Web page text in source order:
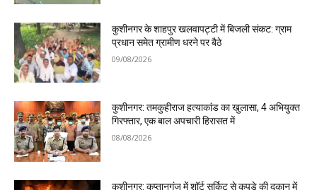
कुशीनगर के शाहपुर खलवापट्टी में बिजली संकट: ग्राम
प्रधान समेत ग्रामीण धरने पर बैठे
09/08/2026
कुशीनगर: तमकुहीराज हत्याकांड का खुलासा, 4 अभियुक्त
गिरफ्तार, एक बाल अपचारी हिरासत में
08/08/2026
कुशीनगर: कप्तानगंज में शॉर्ट सर्किट से कपड़े की दुकान में